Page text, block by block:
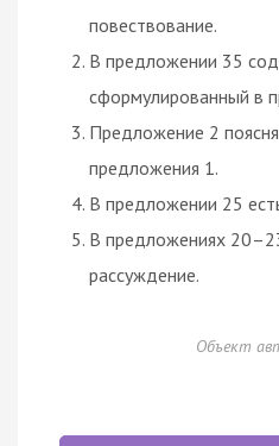
повествование.
В предложении 35
сформулированный в
Предложение 2
предложения 1.
В предложении 25
В предложениях
рассуждение.
Объект